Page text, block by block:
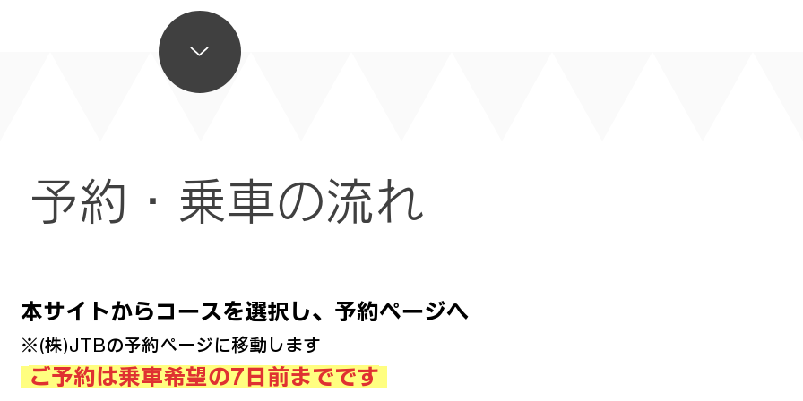
約・乗車の流れ
本サイトからコースを選択し、予約ページへ
※(株)JTBの予約ページに移動します
ご予約は乗車希望の7日前までです